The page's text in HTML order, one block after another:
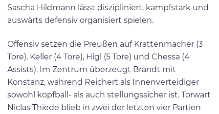
Sascha Hildmann lässt diszipliniert, kampfstark und
auswärts defensiv organisiert spielen.
Offensiv setzen die Preußen auf Krattenmacher (3
Tore), Keller (4 Tore), Higl (5 Tore) und Chessa (4
Assists). Im Zentrum überzeugt Brandt mit
Konstanz, während Reichert als Innenverteidiger
sowohl kopfball- als auch stellungssicher ist. Torwart
Niclas Thiede blieb in zwei der letzten vier Partien